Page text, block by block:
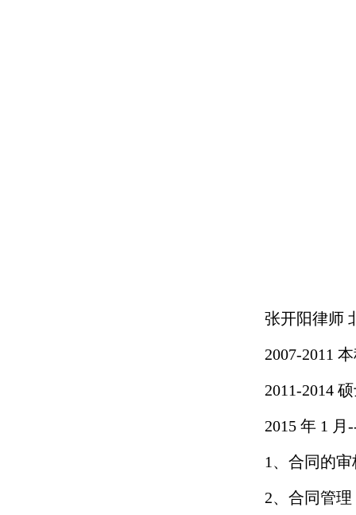
张开阳律师
2007-2011
2011-2014
2015 年 1
1、合同的
2、合同管